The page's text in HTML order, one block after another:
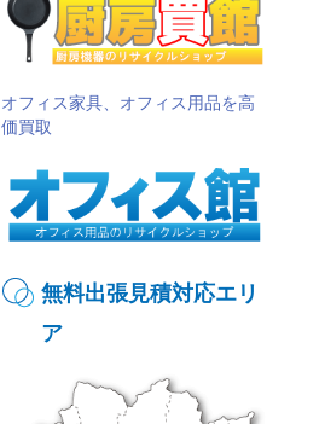
オフィス家具、オフィス用品を高
価買取
無料出張見積対応エリ
ア